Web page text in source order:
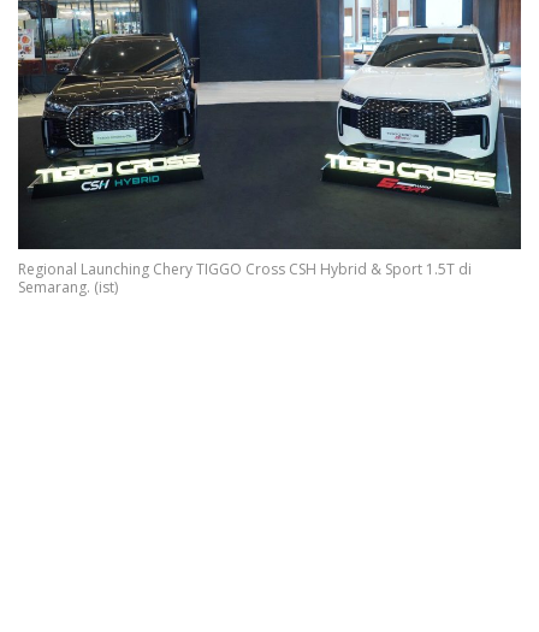
Regional Launching Chery TIGGO Cross CSH Hybrid & Sport 1.5T di
Semarang. (ist)